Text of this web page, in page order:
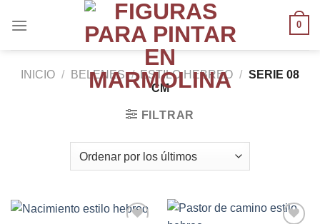
0
INICIO / BELENES / ESTILO HEBREO / SERIE 08
CM
FILTRAR